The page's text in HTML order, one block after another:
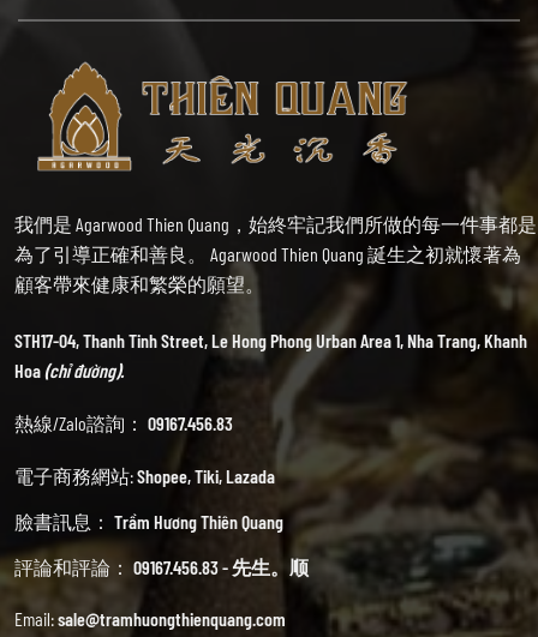
我們是 Agarwood Thien Quang，始終牢記我們所做的每一件事都是
為了引導正確和善良。 Agarwood Thien Quang 誕生之初就懷著為
顧客帶來健康和繁榮的願望。
STH17-04, Thanh Tinh Street, Le Hong Phong Urban Area 1, Nha Trang, Khanh
Hoa(chỉ đường).
熱線/Zalo諮詢： 09167.456.83
電子商務網站:Shopee,Tiki,Lazada
臉書訊息： Trầm Hương Thiên Quang
評論和評論： 09167.456.83 - 先生。顺
Email:sale@tramhuongthienquang.com